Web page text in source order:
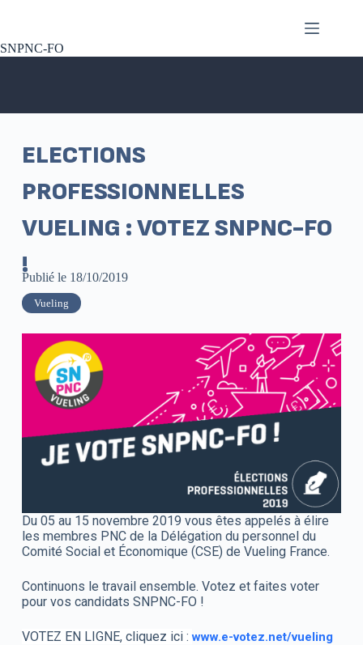
SNPNC-FO
ELECTIONS
PROFESSIONNELLES
VUELING : VOTEZ SNPNC-FO
!
Publié le 18/10/2019
Vueling
Du 05 au 15 novembre 2019 vous êtes appelés à élire
les membres PNC de la Délégation du personnel du
Comité Social et Économique (CSE) de Vueling France.
Continuons le travail ensemble. Votez et faites voter
pour vos candidats SNPNC-FO !
VOTEZ EN LIGNE, cliquez ici :www.e-votez.net/vueling